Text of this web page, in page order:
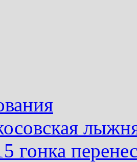
гонка